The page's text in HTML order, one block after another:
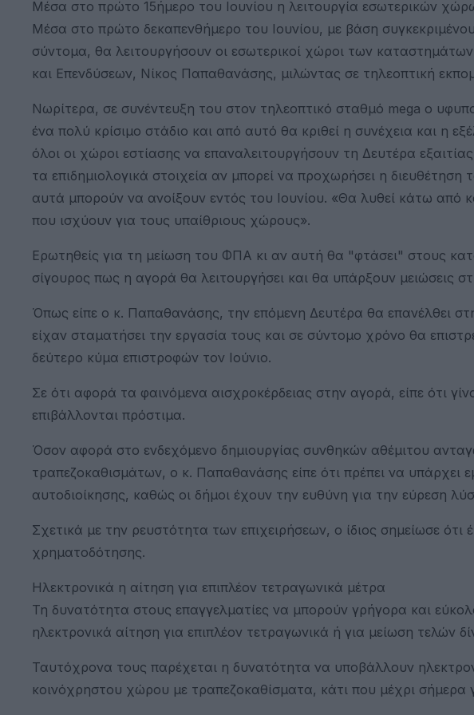
Μέσα στο πρώτο 15ήμερο του Ιουνίου η λειτουργία εσωτερικών
Μέσα στο πρώτο δεκαπενθήμερο του Ιουνίου, με βάση
σύντομα, θα λειτουργήσουν οι εσωτερικοί χώροι των
και Επενδύσεων, Νίκος Παπαθανάσης, μιλώντας σε τηλεοπτική
Νωρίτερα, σε συνέντευξη του στον τηλεοπτικό σταθμό mega ο
ένα πολύ κρίσιμο στάδιο και από αυτό θα κριθεί η συνέχεια και η
όλοι οι χώροι εστίασης να επαναλειτουργήσουν τη Δευτέρα
τα επιδημιολογικά στοιχεία αν μπορεί να προχωρήσει η
αυτά μπορούν να ανοίξουν εντός του Ιουνίου. «Θα λυθεί κάτω από
που ισχύουν για τους υπαίθριους χώρους».
Ερωτηθείς για τη μείωση του ΦΠΑ κι αν αυτή θα "φτάσει" στους
σίγουρος πως η αγορά θα λειτουργήσει και θα υπάρξουν μειώσεις
Όπως είπε ο κ. Παπαθανάσης, την επόμενη Δευτέρα θα επανέλθει
είχαν σταματήσει την εργασία τους και σε σύντομο χρόνο θα
δεύτερο κύμα επιστροφών τον Ιούνιο.
Σε ότι αφορά τα φαινόμενα αισχροκέρδειας στην αγορά, είπε ότι
επιβάλλονται πρόστιμα.
Όσον αφορά στο ενδεχόμενο δημιουργίας συνθηκών αθέμιτου
τραπεζοκαθισμάτων, ο κ. Παπαθανάσης είπε ότι πρέπει να υπάρχει
αυτοδιοίκησης, καθώς οι δήμοι έχουν την ευθύνη για την εύρεση
Σχετικά με την ρευστότητα των επιχειρήσεων, ο ίδιος σημείωσε
χρηματοδότησης.
Ηλεκτρονικά η αίτηση για επιπλέον τετραγωνικά μέτρα
Τη δυνατότητα στους επαγγελματίες να μπορούν γρήγορα και
ηλεκτρονικά αίτηση για επιπλέον τετραγωνικά ή για μείωση τελών
Ταυτόχρονα τους παρέχεται η δυνατότητα να υποβάλλουν
κοινόχρηστου χώρου με τραπεζοκαθίσματα, κάτι που μέχρι σήμερα